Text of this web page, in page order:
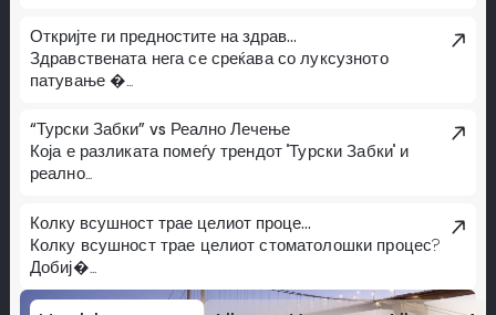
Откријте ги предностите на здрав...
Здравствената нега се среќава со луксузното
патување �...
“Турски Забки” vs Реално Лечење
Која е разликата помеѓу трендот "Турски Забки" и
реално...
Колку всушност трае целиот проце...
Колку всушност трае целиот стоматолошки процес?
Добиј�...